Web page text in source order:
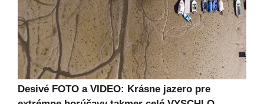
Desivé FOTO a VIDEO: Krásne jazero pre